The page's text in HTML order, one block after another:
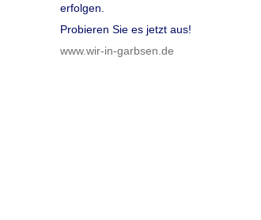
erfolgen.
Probieren Sie es jetzt aus!
www.wir-in-garbsen.de